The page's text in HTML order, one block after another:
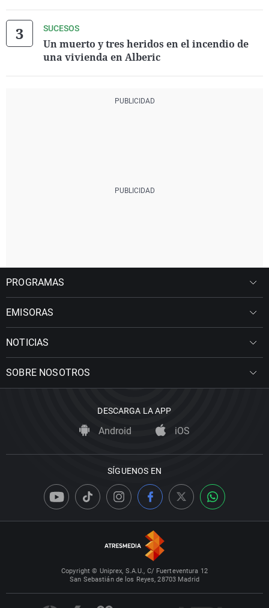
SUCESOS
Un muerto y tres heridos en el incendio de
una vivienda en Alberic
PROGRAMAS
EMISORAS
NOTICIAS
SOBRE NOSOTROS
DESCARGA LA APP
Android iOS
SÍGUENOS EN
Copyright © Uniprex, S.A.U., C/ Fuerteventura 12
San Sebastián de los Reyes, 28703 Madrid